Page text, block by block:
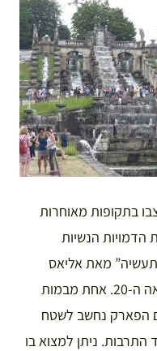
בתקופות מאוחרות
הנשיות
מאת אליאס
רוברט, הועבר לפארק בתחילת המאה ה-20. אחת מבמות
הפארק נחשב לשטח
ניתן למצוא בו